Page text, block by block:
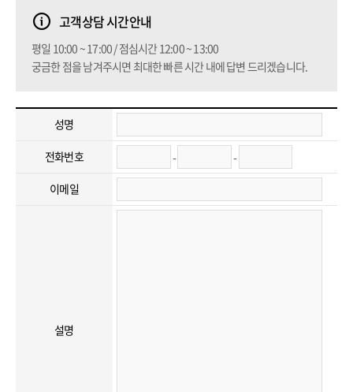
고객상담 시간안내
평일 10:00 ~ 17:00 / 점심시간 12:00 ~ 13:00
궁금한 점을 남겨주시면 최대한 빠른 시간 내에 답변 드리겠습니다.
성명
전화번호 -
-
이메일
설명